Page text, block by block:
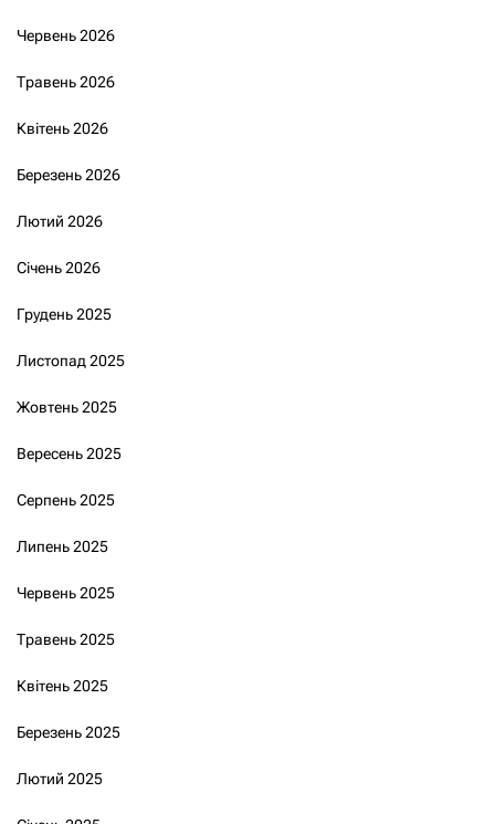
Червень 2026
Травень 2026
Квітень 2026
Березень 2026
Лютий 2026
Січень 2026
Грудень 2025
Листопад 2025
Жовтень 2025
Вересень 2025
Серпень 2025
Липень 2025
Червень 2025
Травень 2025
Квітень 2025
Березень 2025
Лютий 2025